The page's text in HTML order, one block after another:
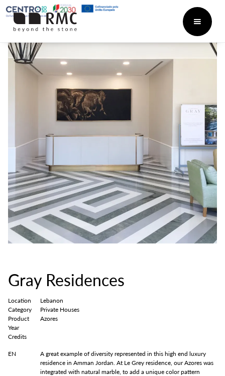
Gray Residences
Location
Lebanon
Category
Private Houses
Product
Azores
Year
Credits
EN
A great example of diversity represented in this high end luxury
residence in Amman Jordan. At Le Grey residence, our Azores was
integrated with natural marble, to add a unique color pattern